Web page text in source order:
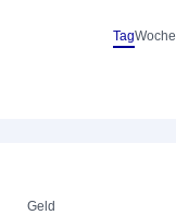
TagWoche
Geld